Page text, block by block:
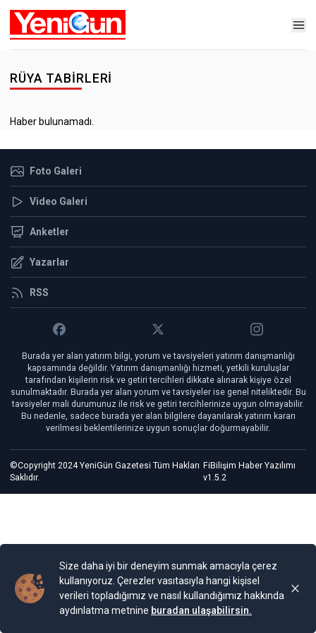
RÜYA TABIRLERI
Haber bulunamadı.
Foto Galeri
Video Galeri
Anketler
Yazarlar
RSS
Burada yer alan yatırım bilgi, yorum ve tavsiyeleri yatırım danışmanlığı
kapsamında değildir. Yatırım danışmanlığı hizmeti, yetkili kuruluşlar
tarafından kişilerin risk ve getiri tercihleri dikkate alınarak kişiye özel
sunulmaktadır. Burada yer alan yorum ve tavsiyeler ise genel niteliktedir. Bu
tavsiyeler mali durumunuz ile risk ve getiri tercihlerinize uygun olmayabilir.
Bu nedenle, sadece burada yer alan bilgilere dayanılarak yatırım kararı
verilmesi beklentilerinize uygun sonuçlar doğurmayabilir.
©Copyright 2024 YeniGün Gazetesi Tüm Hakları
Saklıdır.
FiBilişim Haber Yazılımı
v1.5.2
Size daha iyi bir deneyim sunmak amacıyla çerez
kullanıyoruz. Çerezler vasıtasıyla hangi kişisel
verileri topladığımız ve nasıl kullandığımız hakkında
aydınlatma metnine buradan ulaşabilirsin.